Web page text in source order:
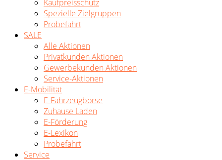
Kaufpreisschutz
Spezielle Zielgruppen
Probefahrt
SALE
Alle Aktionen
Privatkunden Aktionen
Gewerbekunden Aktionen
Service-Aktionen
E-Mobilität
E-Fahrzeugbörse
Zuhause Laden
E-Förderung
E-Lexikon
Probefahrt
Service